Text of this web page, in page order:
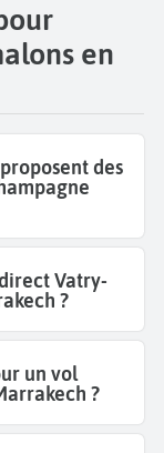
en
des
Vatry-
?
un vol
?